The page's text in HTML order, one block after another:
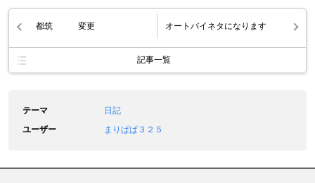
都筑 変更 オートバイネタになります
記事一覧
テーマ
日記
ユーザー
まりぱぱ３２５